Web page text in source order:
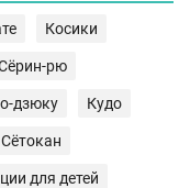
Косики
рю
дзюку Кудо
Сётокан
для детей